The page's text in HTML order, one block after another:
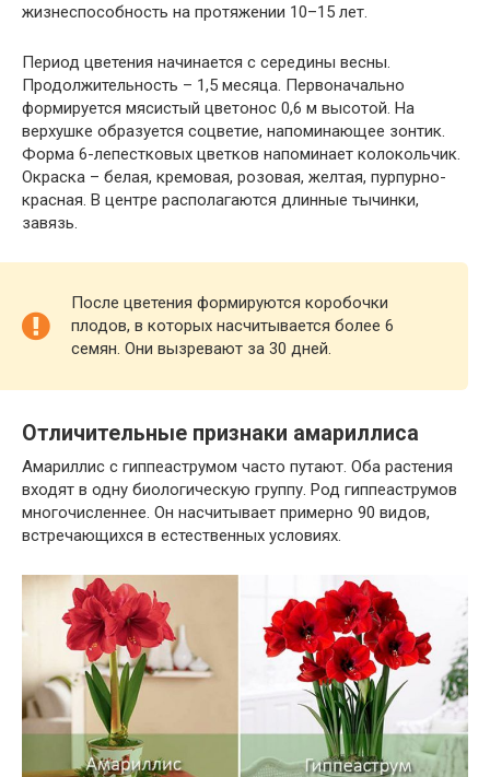
жизнеспособность на протяжении 10–15 лет.
Период цветения начинается с середины весны.
Продолжительность – 1,5 месяца. Первоначально
формируется мясистый цветонос 0,6 м высотой. На
верхушке образуется соцветие, напоминающее зонтик.
Форма 6-лепестковых цветков напоминает колокольчик.
Окраска – белая, кремовая, розовая, желтая, пурпурно-
красная. В центре располагаются длинные тычинки,
завязь.
После цветения формируются коробочки
плодов, в которых насчитывается более 6
семян. Они вызревают за 30 дней.
Отличительные признаки амариллиса
Амариллис с гиппеаструмом часто путают. Оба растения
входят в одну биологическую группу. Род гиппеаструмов
многочисленнее. Он насчитывает примерно 90 видов,
встречающихся в естественных условиях.